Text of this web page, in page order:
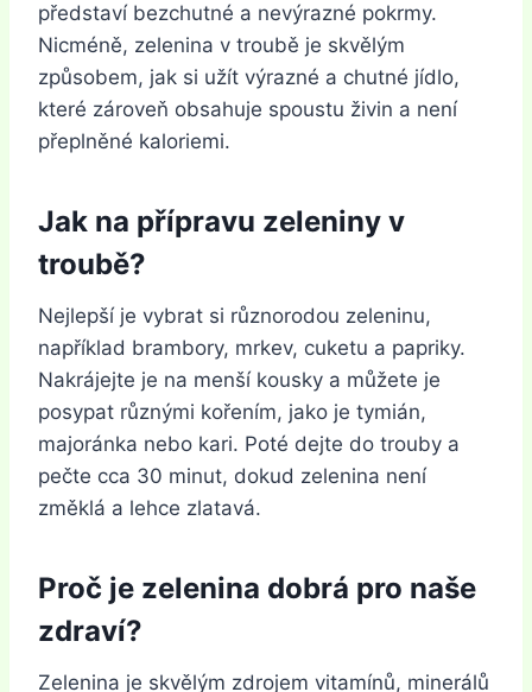
představí bezchutné a nevýrazné pokrmy.
Nicméně, zelenina v troubě je skvělým
způsobem, jak si užít výrazné a chutné jídlo,
které zároveň obsahuje spoustu živin a není
přeplněné kaloriemi.
Jak na přípravu zeleniny v
troubě?
Nejlepší je vybrat si různorodou zeleninu,
například brambory, mrkev, cuketu a papriky.
Nakrájejte je na menší kousky a můžete je
posypat různými kořením, jako je tymián,
majoránka nebo kari. Poté dejte do trouby a
pečte cca 30 minut, dokud zelenina není
změklá a lehce zlatavá.
Proč je zelenina dobrá pro naše
zdraví?
Zelenina je skvělým zdrojem vitamínů, minerálů